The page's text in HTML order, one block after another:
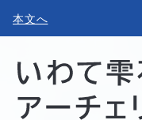
本文へ